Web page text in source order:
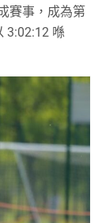
賽事，成為第
3:02:12 喺